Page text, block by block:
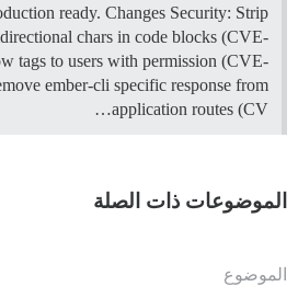
ready. Changes Security: Strip
chars in code blocks (CVE-
tags to users with permission (CVE-
ember-cli specific response from
application routes (CV…
الموضوعات ذات الصلة
الموضوع